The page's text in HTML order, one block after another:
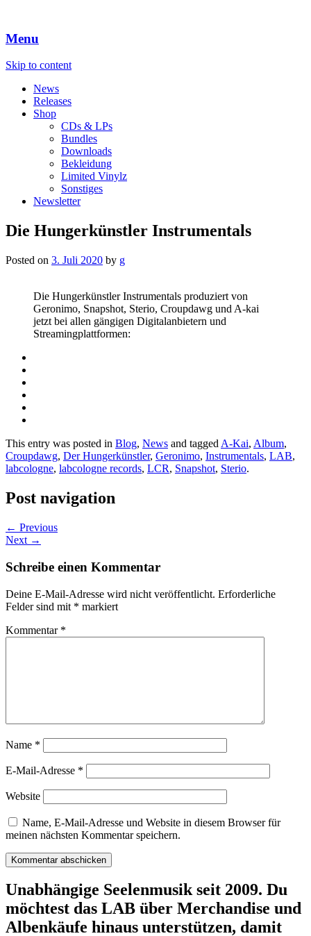
Menu
Skip to content
News
Releases
Shop
CDs & LPs
Bundles
Downloads
Bekleidung
Limited Vinylz
Sonstiges
Newsletter
Die Hungerkünstler Instrumentals
Posted on 3. Juli 2020 by g
Die Hungerkünstler Instrumentals produziert von
Geronimo, Snapshot, Sterio, Croupdawg und A-kai
jetzt bei allen gängigen Digitalanbietern und
Streamingplattformen:
This entry was posted in Blog, News and tagged A-Kai, Album,
Croupdawg, Der Hungerkünstler, Geronimo, Instrumentals, LAB,
labcologne, labcologne records, LCR, Snapshot, Sterio.
Post navigation
← Previous
Next →
Schreibe einen Kommentar
Deine E-Mail-Adresse wird nicht veröffentlicht. Erforderliche
Felder sind mit * markiert
Kommentar *
Name *
E-Mail-Adresse *
Website
Name, E-Mail-Adresse und Website in diesem Browser für
meinen nächsten Kommentar speichern.
Unabhängige Seelenmusik seit 2009. Du
möchtest das LAB über Merchandise und
Albenkäufe hinaus unterstützen, damit